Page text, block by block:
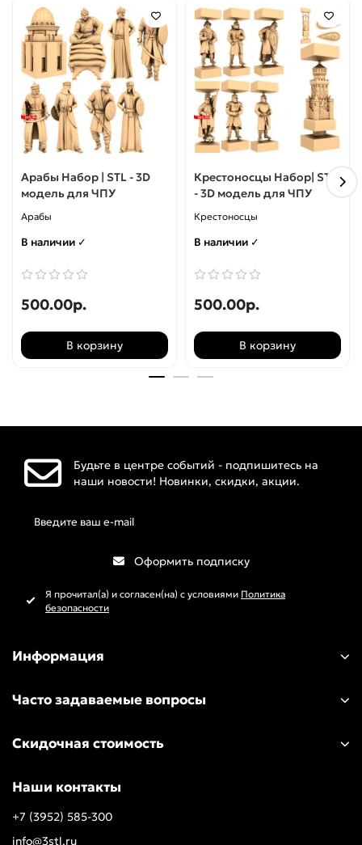
Шахматы
Центральный декор
Арабы Набор | STL - 3D
модель для ЧПУ
Арабы
В наличии ✓
500.00р.
В корзину
Крестоносцы Набор| STL
- 3D модель для ЧПУ
Крестоносцы
В наличии ✓
500.00р.
В корзину
Будьте в центре событий - подпишитесь на
наши новости! Новинки, скидки, акции.
Оформить подписку
Я прочитал(а) и согласен(на) с условиями Политика
безопасности
Информация
Часто задаваемые вопросы
Скидочная стоимость
Наши контакты
+7 (3952) 585-300
info@3stl.ru